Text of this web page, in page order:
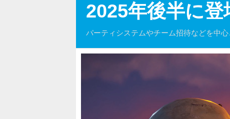
2025年後半に
パーティシステムやチーム招待などを中